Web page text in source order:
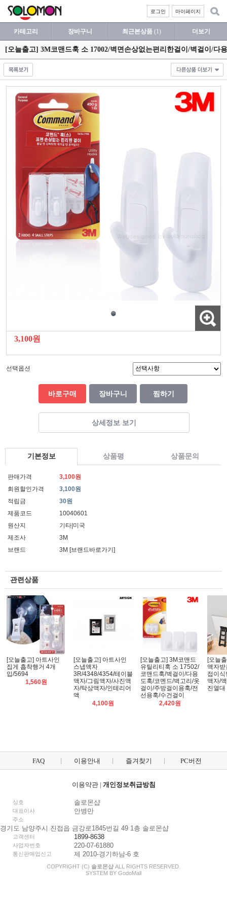
마이페이지
로그인
카테고리 장바구니 최근본상품 (1) 더보기
[오늘출고] 3M코맨드훅 소 17002/벽면손상없는편리한걸이/벽걸이/
3,100원
선택옵션
바로구매 장바구니 찜하기
상세정보 보기
기본정보 상품평 상품문의
판매가격
3,100원
회원할인가격
3,100원
적립금
30원
제품코드
10040601
원산지
기타|미국
제조사
3M
브랜드
3M [브랜드바로가기]
관련상품
[오늘출고] 아트사인
집게 흡착행거 4개
입/5694
1,560원
[오늘출고] 아트사인
스냅액자
3R/4348/4354/테이블
액자/그림액자/사진액
자/탁상액자/인테리어
액
4,100원
[오늘출고] 3M코맨드
유틸리티훅 소 17502/
코맨드훅/벽걸이/다용
도훅/코멘드/벽고리/옷
걸이/주방걸이용훅/전
선용훅/수건걸이
2,420원
[오늘
액자받
접이
액자/
진열대
FAQ 이용안내 즐겨찾기 PC버전
이용약관| 개인정보취급방침
상호 솔로몬샵
대표이사 안병만
주소
경기도 남양주시 진접읍 금강로1845번길 49 1층 솔로몬샵
고객센터 1899-8638
사업자번호 220-07-61880
통신판매업신고 제 2010-경기하남-6 호
COPYRIGHT (C) 솔로몬샵 ALL RIGHTS RESERVED.
SYSTEM BY GodoMall